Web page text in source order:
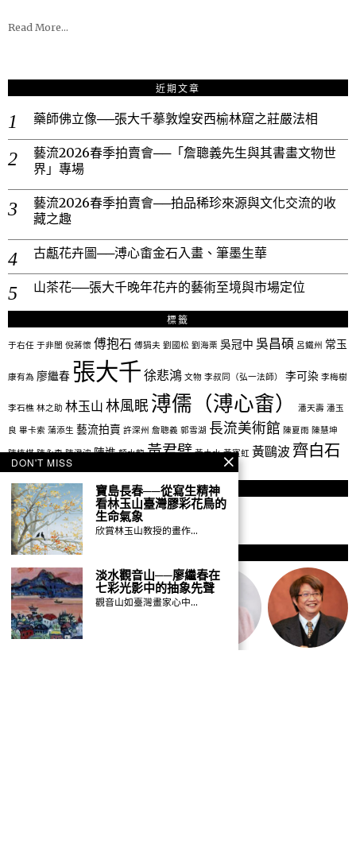
Read More…
近期文章
藥師佛立像──張大千摹敦煌安西榆林窟之莊嚴法相
藝流2026春季拍賣會──「詹聰義先生與其書畫文物世
界」專場
藝流2026春季拍賣會──拍品稀珍來源與文化交流的收
藏之趣
古甗花卉圖──溥心畬金石入畫、筆墨生華
山茶花──張大千晚年花卉的藝術至境與市場定位
標籤
于右任于非闇 倪蔣懷 傅抱石 傅狷夫 劉國松 劉海栗 吳冠中 吳昌碩 呂鐵州 常玉
康有為 廖繼春 張大千徐悲鴻文物 李叔同（弘一法師） 李可染李梅樹
李石樵林之助 林玉山林風眠溥儒（溥心畬） 潘天壽潘玉
良 畢卡索 蒲添生 藝流拍賣 許深州 詹聰義 郭雪湖 長流美術館 陳夏雨 陳慧坤
陳植棋陳永森陳澄波陳進顏水龍黃君璧黃土水黃賓虹 黃鷗波 齊白石
社群
DON'T MISS
寶島長春──從寫生精神
看林玉山臺灣膠彩花鳥的
生命氣象
欣賞林玉山教授的畫作…
淡水觀音山──廖繼春在
七彩光影中的抽象先聲
觀音山如臺灣畫家心中…